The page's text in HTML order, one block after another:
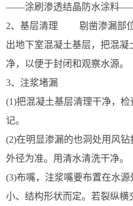
——涂刷渗透结晶防水涂料——
2、基层清理 剔凿渗漏部位
出地下室混凝土基层，把混
净，以便于封闭和观察水源。
3、注浆堵漏
(1)把混凝土基层清理干净，
记。
(2)在明显渗漏的也洞处用风
外径为准。用清水清洗干净。
(3)布嘴，注浆嘴要布置在水
小、结构形状而定。若裂纵横